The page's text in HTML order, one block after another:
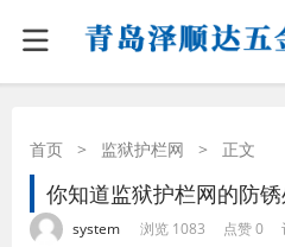
首页 > 监狱护栏网 > 正文
你知道监狱护栏网的防
system 浏览 1083 点赞 0